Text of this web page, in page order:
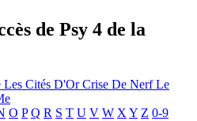
de Psy 4 de la
Les Cités D'OrCrise De NerfLe
O P Q R S T U V W X Y Z 0-9